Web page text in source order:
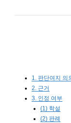
1. 판단여지 의
2. 근거
3. 인정 여부
(1) 학설
(2) 판례